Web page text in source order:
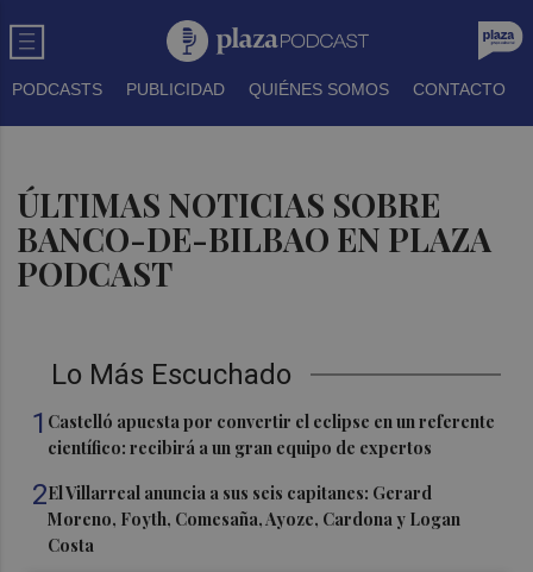
PODCASTS PUBLICIDAD QUIÉNES SOMOS CONTACTO
ÚLTIMAS NOTICIAS SOBRE
BANCO-DE-BILBAO EN PLAZA
PODCAST
Lo Más Escuchado
1 Castelló apuesta por convertir el eclipse en un referente
científico: recibirá a un gran equipo de expertos
2El Villarreal anuncia a sus seis capitanes: Gerard
Moreno, Foyth, Comesaña, Ayoze, Cardona y Logan
Costa